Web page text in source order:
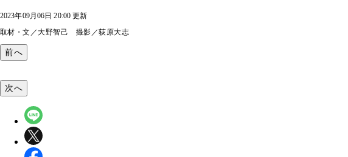
2023年09月06日 20:00 更新
取材・文／大野智己 撮影／荻原大志
前へ
次へ